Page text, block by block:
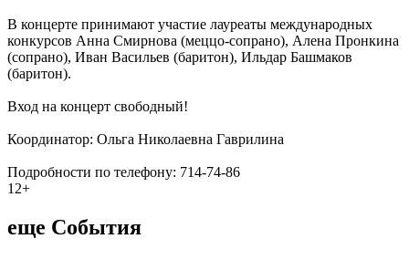
В концерте принимают участие лауреаты международных
конкурсов Анна Смирнова (меццо-сопрано), Алена Пронкина
(сопрано), Иван Васильев (баритон), Ильдар Башмаков
(баритон).
Вход на концерт свободный!
Координатор: Ольга Николаевна Гаврилина
Подробности по телефону: 714-74-86
12+
еще События